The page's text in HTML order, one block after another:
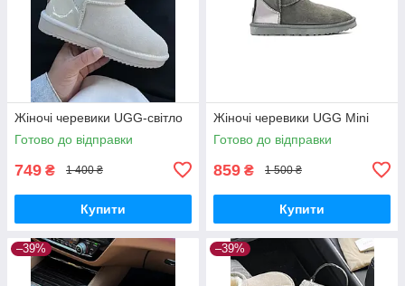
Жіночі черевики UGG-світло
Готово до відправки
749 ₴ 1 400 ₴
Купити
Жіночі черевики UGG Mini
Готово до відправки
859 ₴ 1 500 ₴
Купити
–39% –39%